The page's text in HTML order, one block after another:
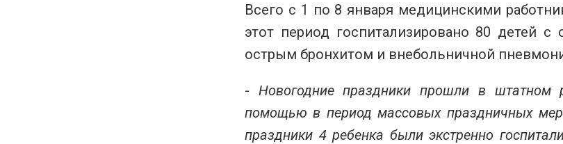
Всего с 1 по 8 января медицинскими
этот период госпитализировано 80 детей
острым бронхитом и внебольничной
- Новогодние праздники прошли в
помощью в период массовых праздничных
праздники 4 ребенка были экстренно